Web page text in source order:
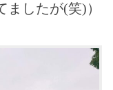
ましたが(笑)）